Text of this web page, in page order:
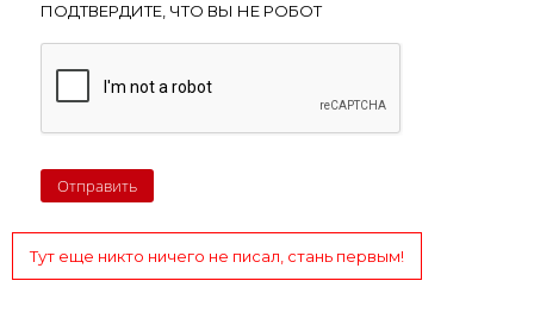
ПОДТВЕРДИТЕ, ЧТО ВЫ НЕ РОБОТ
Тут еще никто ничего не писал, стань первым!